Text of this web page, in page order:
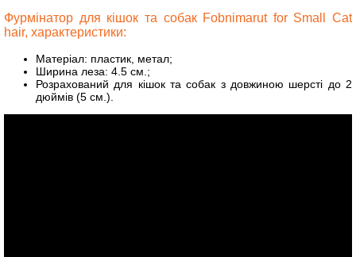
Фурмінатор для кішок та собак Fobnimarut for Small Cat
hair, характеристики:
Матеріал: пластик, метал;
Ширина леза: 4.5 см.;
Розрахований для кішок та собак з довжиною шерсті до 2
дюймів (5 см.).